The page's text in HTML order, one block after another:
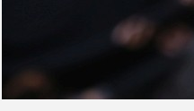
Oltre le
Liberi di